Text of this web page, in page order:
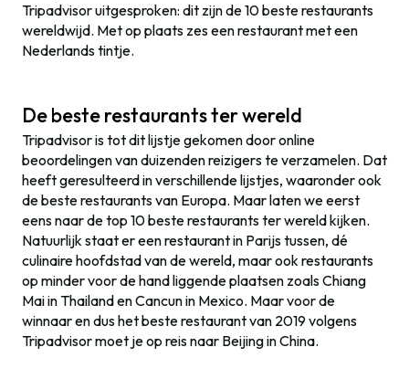
Tripadvisor uitgesproken: dit zijn de 10 beste restaurants
wereldwijd. Met op plaats zes een restaurant met een
Nederlands tintje.
De beste restaurants ter wereld
Tripadvisor is tot dit lijstje gekomen door online
beoordelingen van duizenden reizigers te verzamelen. Dat
heeft geresulteerd in verschillende lijstjes, waaronder ook
de beste restaurants van Europa. Maar laten we eerst
eens naar de top 10 beste restaurants ter wereld kijken.
Natuurlijk staat er een restaurant in Parijs tussen, dé
culinaire hoofdstad van de wereld, maar ook restaurants
op minder voor de hand liggende plaatsen zoals Chiang
Mai in Thailand en Cancun in Mexico. Maar voor de
winnaar en dus het beste restaurant van 2019 volgens
Tripadvisor moet je op reis naar Beijing in China.